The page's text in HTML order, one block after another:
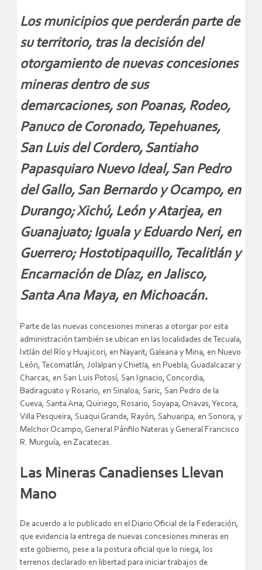
Los municipios que perderán parte de
su territorio, tras la decisión del
otorgamiento de nuevas concesiones
mineras dentro de sus
demarcaciones, son Poanas, Rodeo,
Panuco de Coronado, Tepehuanes,
San Luis del Cordero, Santiaho
Papasquiaro Nuevo Ideal, San Pedro
del Gallo, San Bernardo y Ocampo, en
Durango; Xichú, León y Atarjea, en
Guanajuato; Iguala y Eduardo Neri, en
Guerrero; Hostotipaquillo, Tecalitlán y
Encarnación de Díaz, en Jalisco,
Santa Ana Maya, en Michoacán.
Parte de las nuevas concesiones mineras a otorgar por esta
administración también se ubican en las localidades de Tecuala,
Ixtlán del Río y Huajicori, en Nayarit; Galeana y Mina, en Nuevo
León; Tecomatlán, Jolalpan y Chietla, en Puebla; Guadalcazar y
Charcas, en San Luis Potosí; San Ignacio, Concordia,
Badiraguato y Rosario, en Sinaloa; Saric, San Pedro de la
Cueva, Santa Ana, Quiriego, Rosario, Soyapa, Onavas, Yecora,
Villa Pesqueira, Suaqui Grande, Rayón, Sahuaripa, en Sonora, y
Melchor Ocampo, General Pánfilo Nateras y General Francisco
R. Murguía, en Zacatecas.
Las Mineras Canadienses Llevan
Mano
De acuerdo a lo publicado en el Diario Oficial de la Federación,
que evidencia la entrega de nuevas concesiones mineras en
este gobierno, pese a la postura oficial que lo niega, los
terrenos declarado en libertad para iniciar trabajos de